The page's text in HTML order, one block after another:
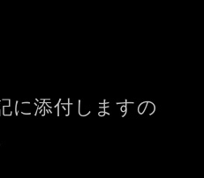
に添付しますの